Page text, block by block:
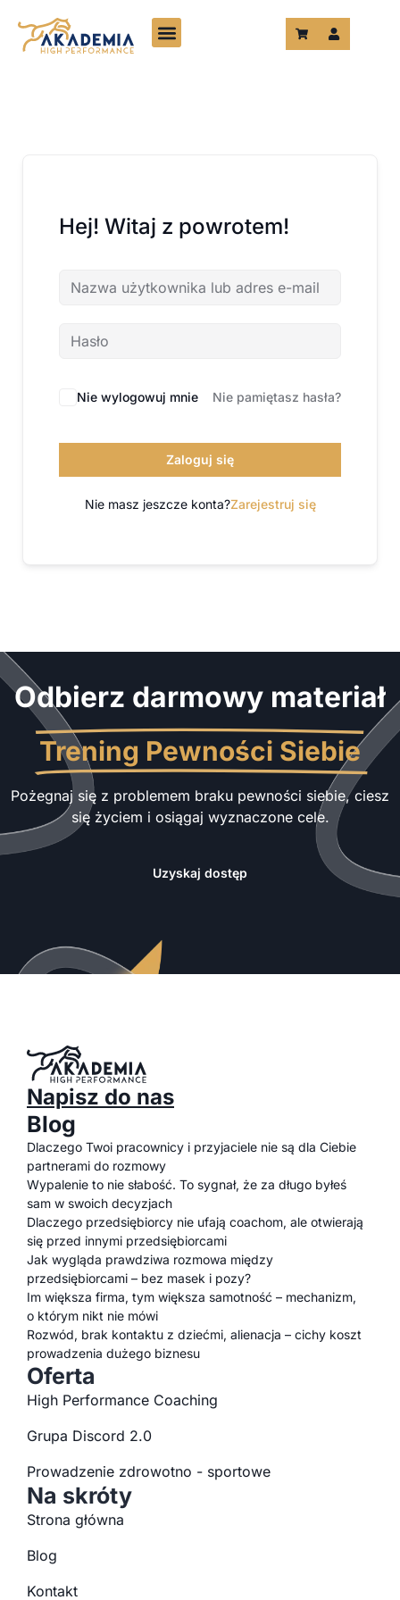
treści
Hej! Witaj z powrotem!
Nie wylogowuj mnie Nie pamiętasz hasła?
Zaloguj się
Nie masz jeszcze konta?Zarejestruj się
Odbierz darmowy materiał
Trening Pewności Siebie
Pożegnaj się z problemem braku pewności siebie, ciesz
się życiem i osiągaj wyznaczone cele.
Uzyskaj dostęp
Napisz do nas
Blog
Dlaczego Twoi pracownicy i przyjaciele nie są dla Ciebie
partnerami do rozmowy
Wypalenie to nie słabość. To sygnał, że za długo byłeś
sam w swoich decyzjach
Dlaczego przedsiębiorcy nie ufają coachom, ale otwierają
się przed innymi przedsiębiorcami
Jak wygląda prawdziwa rozmowa między
przedsiębiorcami – bez masek i pozy?
Im większa firma, tym większa samotność – mechanizm,
o którym nikt nie mówi
Rozwód, brak kontaktu z dziećmi, alienacja – cichy koszt
prowadzenia dużego biznesu
Oferta
High Performance Coaching
Grupa Discord 2.0
Prowadzenie zdrowotno - sportowe
Na skróty
Strona główna
Blog
Kontakt